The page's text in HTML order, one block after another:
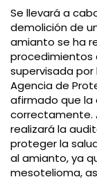
Se llevará a
demolición de
amianto se ha
procedimientos
supervisada
Agencia de
afirmado que la
correctamente.
realizará la
proteger la
al amianto, ya
mesotelioma,